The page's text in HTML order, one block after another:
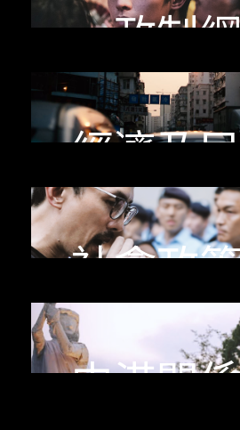
政制
經濟及
領
社會政
權綱
中港關